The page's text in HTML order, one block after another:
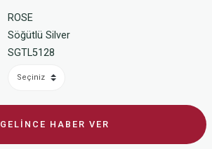
ROSE
Söğütlü Silver
SGTL5128
GELİNCE HABER VER